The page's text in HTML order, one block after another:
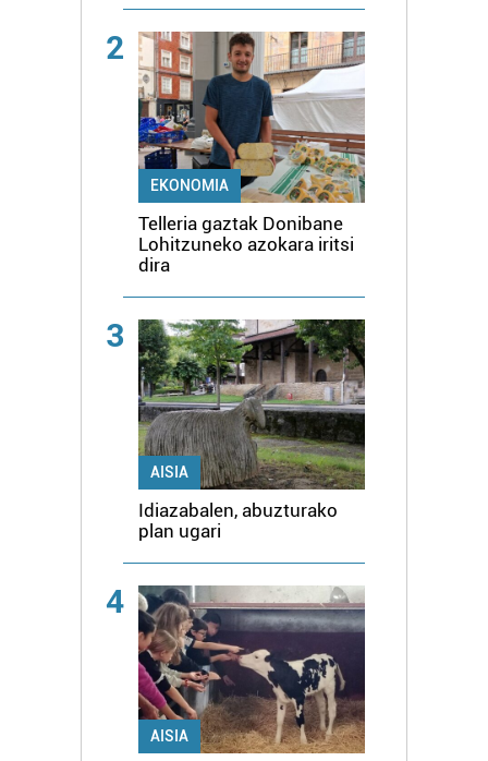
2
EKONOMIA
Telleria gaztak Donibane
Lohitzuneko azokara iritsi
dira
3
AISIA
Idiazabalen, abuzturako
plan ugari
4
AISIA